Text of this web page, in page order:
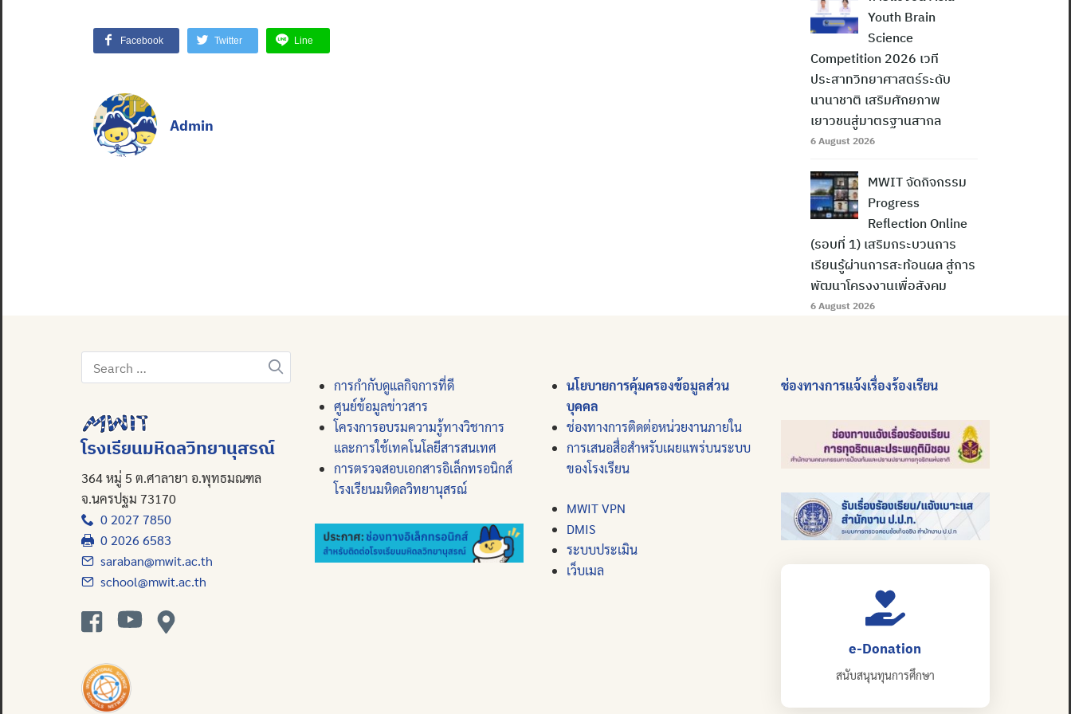
Facebook Twitter Line
Admin
Youth Brain
Science
Competition 2026 เวที
ประสาทวิทยาศาสตร์ระดับ
นานาชาติ เสริมศักยภาพ
เยาวชนสู่มาตรฐานสากล
6 August 2026
MWIT จัดกิจกรรม
Progress
Reflection Online
(รอบที่ 1) เสริมกระบวนการ
เรียนรู้ผ่านการสะท้อนผล สู่การ
พัฒนาโครงงานเพื่อสังคม
6 August 2026
Search
for:
โรงเรียนมหิดลวิทยานุสรณ์
364 หมู่ 5 ต.ศาลายา อ.พุทธมณฑล
จ.นครปฐม 73170
0 2027 7850
0 2026 6583
saraban@mwit.ac.th
school@mwit.ac.th
การกำกับดูแลกิจการที่ดี
ศูนย์ข้อมูลข่าวสาร
โครงการอบรมความรู้ทางวิชาการ
และการใช้เทคโนโลยีสารสนเทศ
การตรวจสอบเอกสารอิเล็กทรอนิกส์
โรงเรียนมหิดลวิทยานุสรณ์
นโยบายการคุ้มครองข้อมูลส่วน
บุคคล
ช่องทางการติดต่อหน่วยงานภายใน
การเสนอสื่อสำหรับเผยแพร่บนระบบ
ของโรงเรียน
MWIT VPN
DMIS
ระบบประเมิน
เว็บเมล
ช่องทางการแจ้งเรื่องร้องเรียน
e-Donation
สนับสนุนทุนการศึกษา